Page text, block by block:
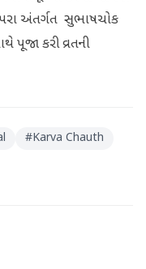
અંતર્ગત સુભાષચોક
કરી વ્રતની
#Karva Chauth